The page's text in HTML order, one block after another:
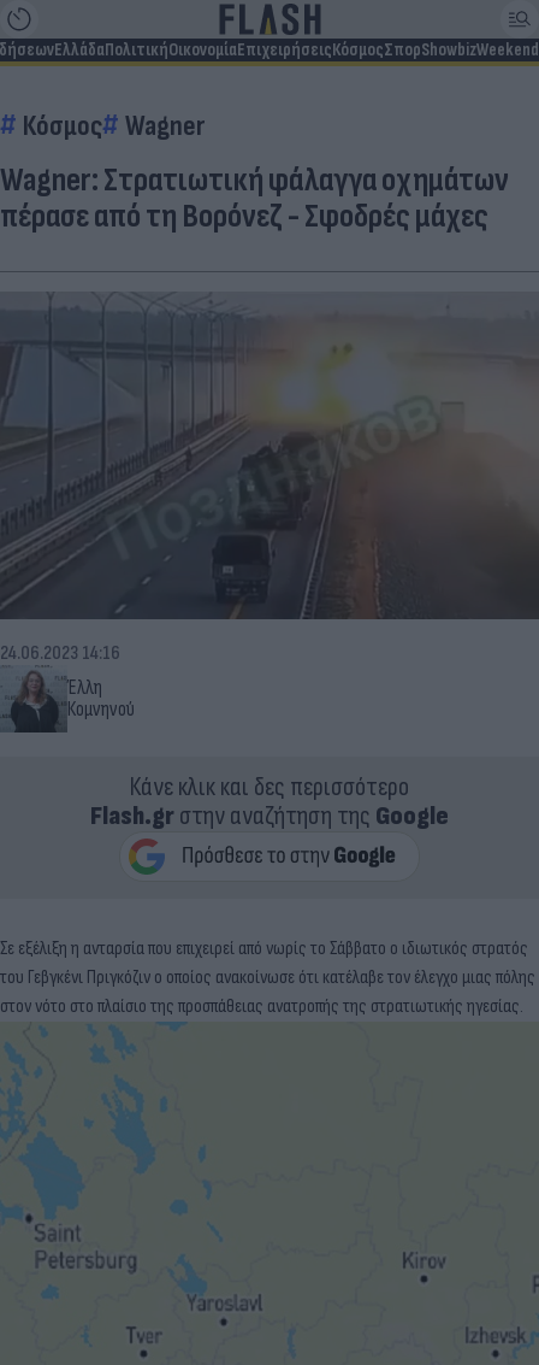
ΕλλάδαΠολιτικήΟικονομίαΕπιχειρήσειςΚόσμοςΣπορShowbizWeekend
Κόσμος Wagner
Wagner: Στρατιωτική φάλαγγα οχημάτων
πέρασε από τη Βορόνεζ - Σφοδρές μάχες
Έλλη
Κομνηνού
24.06.2023 14:16
Κάνε κλικ και δες περισσότερο
Flash.grστην αναζήτηση της Google
Σε εξέλιξη η ανταρσία που επιχειρεί από νωρίς το Σάββατο ο ιδιωτικός στρατός
του Γεβγκένι Πριγκόζιν ο οποίος ανακοίνωσε ότι κατέλαβε τον έλεγχο μιας πόλης
στον νότο στο πλαίσιο της προσπάθειας ανατροπής της στρατιωτικής ηγεσίας.